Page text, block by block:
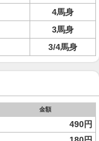
4馬身
3馬身
3/4馬身
金額
490円